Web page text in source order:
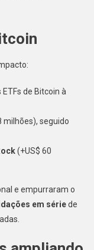
ETFs de Bitcoin à
milhões), seguido
(+US$ 60
e empurraram o
em sériede